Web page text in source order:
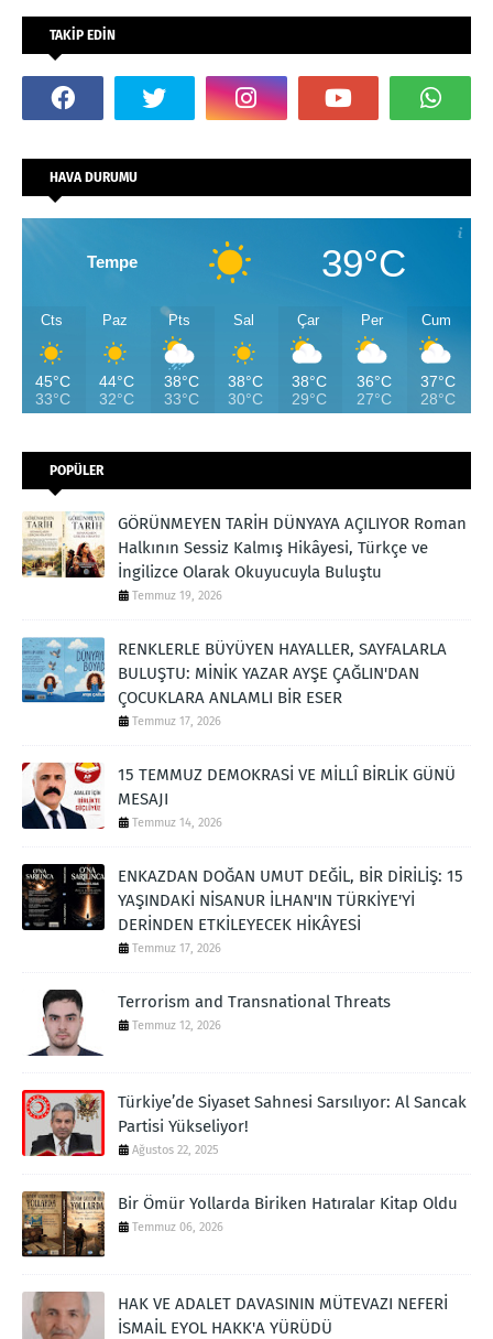
TAKİP EDİN
HAVA DURUMU
Tempe 39°C
Cts
45°C
33°C
Paz
44°C
32°C
Pts
38°C
33°C
Sal
38°C
30°C
Çar
38°C
29°C
Per
36°C
27°C
Cum
37°C
28°C
POPÜLER
GÖRÜNMEYEN TARİH DÜNYAYA AÇILIYOR Roman
Halkının Sessiz Kalmış Hikâyesi, Türkçe ve
İngilizce Olarak Okuyucuyla Buluştu
Temmuz 19, 2026
RENKLERLE BÜYÜYEN HAYALLER, SAYFALARLA
BULUŞTU: MİNİK YAZAR AYŞE ÇAĞLIN'DAN
ÇOCUKLARA ANLAMLI BİR ESER
Temmuz 17, 2026
15 TEMMUZ DEMOKRASİ VE MİLLÎ BİRLİK GÜNÜ
MESAJI
Temmuz 14, 2026
ENKAZDAN DOĞAN UMUT DEĞİL, BİR DİRİLİŞ: 15
YAŞINDAKİ NİSANUR İLHAN'IN TÜRKİYE'Yİ
DERİNDEN ETKİLEYECEK HİKÂYESİ
Temmuz 17, 2026
Terrorism and Transnational Threats
Temmuz 12, 2026
Türkiye’de Siyaset Sahnesi Sarsılıyor: Al Sancak
Partisi Yükseliyor!
Ağustos 22, 2025
Bir Ömür Yollarda Biriken Hatıralar Kitap Oldu
Temmuz 06, 2026
HAK VE ADALET DAVASININ MÜTEVAZI NEFERİ
İSMAİL EYOL HAKK'A YÜRÜDÜ